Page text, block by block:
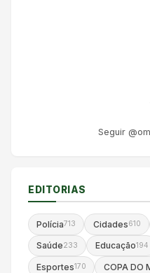
Seguir
EDITORIAS
Polícia713 Cidades610
Saúde233 Educação194
Esportes170 COPA DO